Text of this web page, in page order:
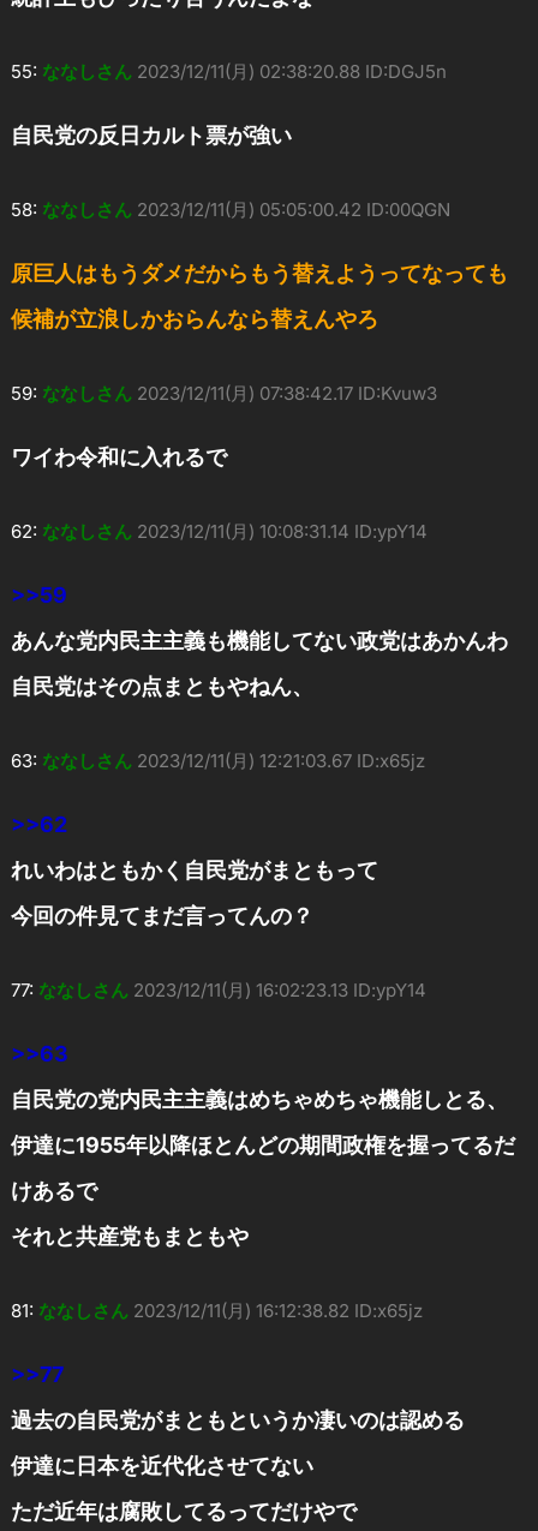
55: ななしさん 2023/12/11(月) 02:38:20.88 ID:DGJ5n
自民党の反日カルト票が強い
58: ななしさん 2023/12/11(月) 05:05:00.42 ID:00QGN
原巨人はもうダメだからもう替えようってなっても
候補が立浪しかおらんなら替えんやろ
59: ななしさん 2023/12/11(月) 07:38:42.17 ID:Kvuw3
ワイわ令和に入れるで
62: ななしさん 2023/12/11(月) 10:08:31.14 ID:ypY14
>>59
あんな党内民主主義も機能してない政党はあかんわ
自民党はその点まともやねん、
63: ななしさん 2023/12/11(月) 12:21:03.67 ID:x65jz
>>62
れいわはともかく自民党がまともって
今回の件見てまだ言ってんの？
77: ななしさん 2023/12/11(月) 16:02:23.13 ID:ypY14
>>63
自民党の党内民主主義はめちゃめちゃ機能しとる、
伊達に1955年以降ほとんどの期間政権を握ってるだ
けあるで
それと共産党もまともや
81: ななしさん 2023/12/11(月) 16:12:38.82 ID:x65jz
>>77
過去の自民党がまともというか凄いのは認める
伊達に日本を近代化させてない
ただ近年は腐敗してるってだけやで